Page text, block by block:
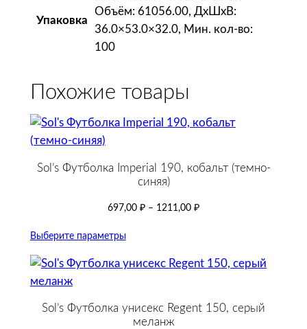
Упаковка
Объём: 61056.00, ДxШxВ:
36.0×53.0×32.0, Мин. кол-во:
100
Похожие товары
Sol’s Футболка Imperial 190, кобальт (темно-
синяя)
697,00 ₽ – 1211,00 ₽
Выберите параметры
Sol’s Футболка унисекс Regent 150, серый
меланж